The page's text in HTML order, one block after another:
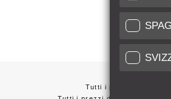
Tutti i prezzi dei